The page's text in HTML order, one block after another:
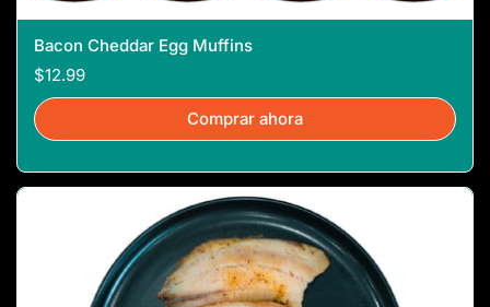
Bacon Cheddar Egg Muffins
$12.99
Comprar ahora